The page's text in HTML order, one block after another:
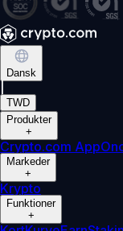
Dansk
TWD
Produkter
+
Crypto.com App
Markeder
+
Krypto
Funktioner
+